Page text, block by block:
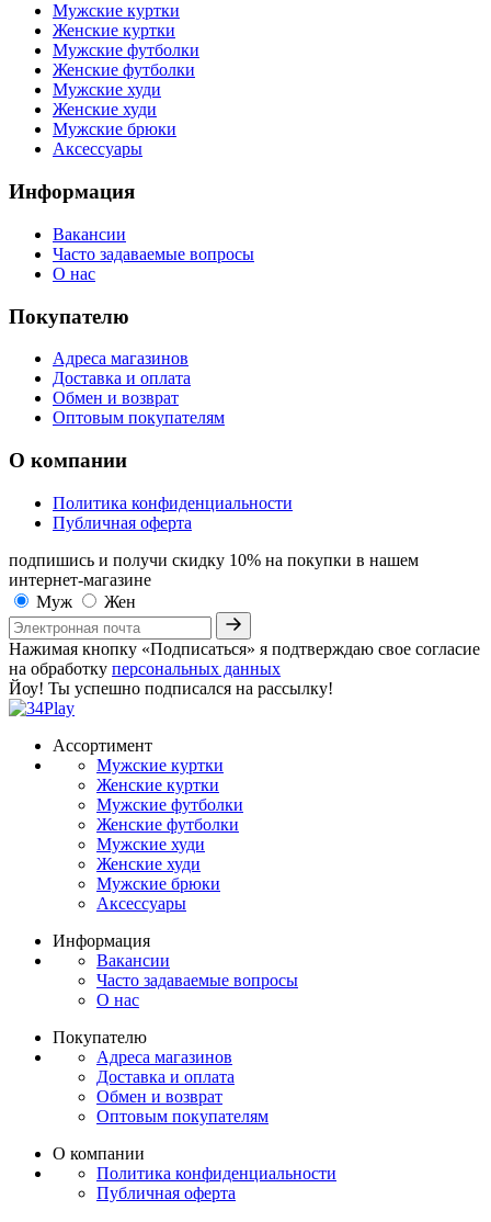
Мужские куртки
Женские куртки
Мужские футболки
Женские футболки
Мужские худи
Женские худи
Мужские брюки
Аксессуары
Информация
Вакансии
Часто задаваемые вопросы
О нас
Покупателю
Адреса магазинов
Доставка и оплата
Обмен и возврат
Оптовым покупателям
О компании
Политика конфиденциальности
Публичная оферта
подпишись и получи скидку 10% на покупки в нашем
интернет-магазине
Муж
Жен
Нажимая кнопку «Подписаться» я подтверждаю свое согласие
на обработку персональных данных
Йоу! Ты успешно подписался на рассылку!
Ассортимент
Мужские куртки
Женские куртки
Мужские футболки
Женские футболки
Мужские худи
Женские худи
Мужские брюки
Аксессуары
Информация
Вакансии
Часто задаваемые вопросы
О нас
Покупателю
Адреса магазинов
Доставка и оплата
Обмен и возврат
Оптовым покупателям
О компании
Политика конфиденциальности
Публичная оферта